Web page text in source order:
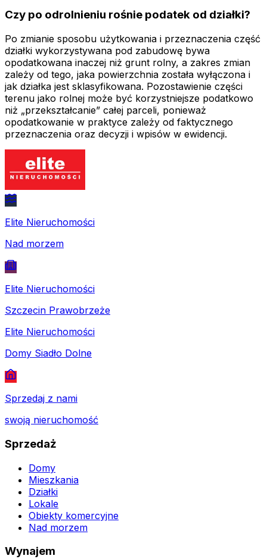
Czy po odrolnieniu rośnie podatek od działki?
Po zmianie sposobu użytkowania i przeznaczenia część
działki wykorzystywana pod zabudowę bywa
opodatkowana inaczej niż grunt rolny, a zakres zmian
zależy od tego, jaka powierzchnia została wyłączona i
jak działka jest sklasyfikowana. Pozostawienie części
terenu jako rolnej może być korzystniejsze podatkowo
niż „przekształcanie” całej parceli, ponieważ
opodatkowanie w praktyce zależy od faktycznego
przeznaczenia oraz decyzji i wpisów w ewidencji.
Elite Nieruchomości
Nad morzem
Elite Nieruchomości
Szczecin Prawobrzeże
Elite Nieruchomości
Domy Siadło Dolne
Sprzedaj z nami
swoją nieruchomość
Sprzedaż
Domy
Mieszkania
Działki
Lokale
Obiekty komercyjne
Nad morzem
Wynajem